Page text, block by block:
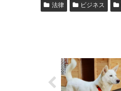
法律 ビジネス